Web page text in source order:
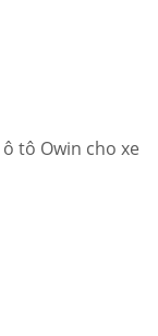
tô Owin cho xe